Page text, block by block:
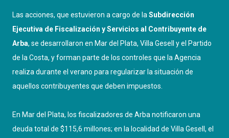
Las acciones, que estuvieron a cargo de la Subdirección
Ejecutiva de Fiscalización y Servicios al Contribuyente de
Arba, se desarrollaron en Mar del Plata, Villa Gesell y el Partido
de la Costa, y forman parte de los controles que la Agencia
realiza durante el verano para regularizar la situación de
aquellos contribuyentes que deben impuestos.
En Mar del Plata, los fiscalizadores de Arba notificaron una
deuda total de $115,6 millones; en la localidad de Villa Gesell, el